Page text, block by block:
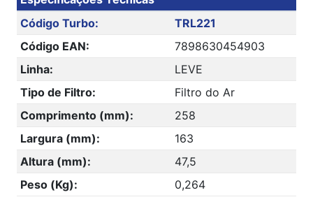
Código Turbo:
TRL221
Código EAN:
7898630454903
Linha:
LEVE
Tipo de Filtro:
Filtro do Ar
Comprimento (mm):
258
Largura (mm):
163
Altura (mm):
47,5
Peso (Kg):
0,264